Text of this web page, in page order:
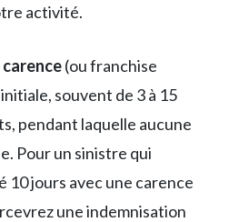
activité.
(ou franchise
souvent de 3 à 15
pendant laquelle aucune
Pour un sinistre qui
10 jours avec une carence
une indemnisation